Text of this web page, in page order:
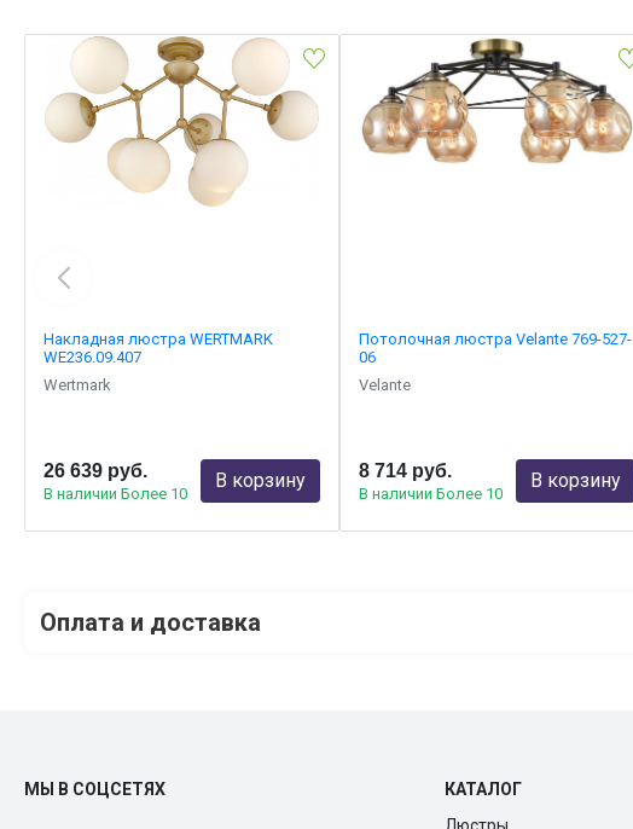
Накладная люстра WERTMARK
WE236.09.407
Wertmark
26 639 руб.
В наличии Более 10
В корзину
Потолочная люстра Velante 769-527-
06
Velante
8 714 руб.
В наличии Более 10
В корзину
Оплата и доставка
МЫ В СОЦСЕТЯХ
КАТАЛОГ